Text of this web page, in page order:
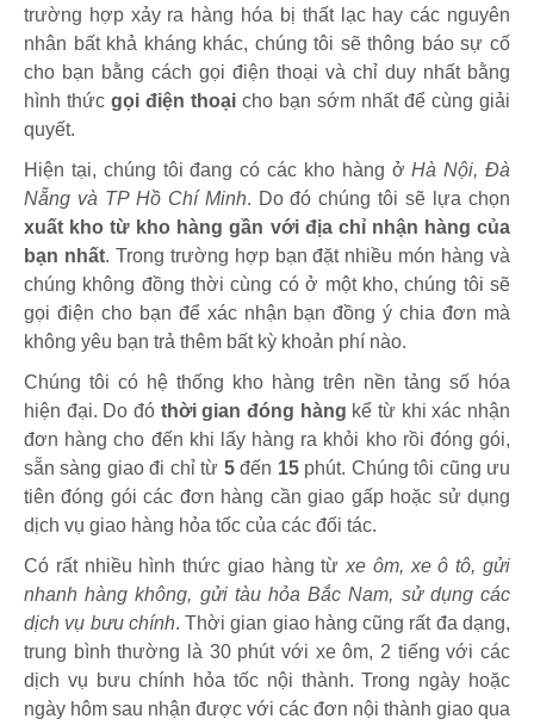
trường hợp xảy ra hàng hóa bị thất lạc hay các nguyên
nhân bất khả kháng khác, chúng tôi sẽ thông báo sự cố
cho bạn bằng cách gọi điện thoại và chỉ duy nhất bằng
hình thức gọi điện thoại cho bạn sớm nhất để cùng giải
quyết.
Hiện tại, chúng tôi đang có các kho hàng ởHà Nội, Đà
Nẵng và TP Hồ Chí Minh. Do đó chúng tôi sẽ lựa chọn
xuất kho từ kho hàng gần với địa chỉ nhận hàng của
bạn nhất. Trong trường hợp bạn đặt nhiều món hàng và
chúng không đồng thời cùng có ở một kho, chúng tôi sẽ
gọi điện cho bạn để xác nhận bạn đồng ý chia đơn mà
không yêu bạn trả thêm bất kỳ khoản phí nào.
Chúng tôi có hệ thống kho hàng trên nền tảng số hóa
hiện đại. Do đó thời gian đóng hàng kể từ khi xác nhận
đơn hàng cho đến khi lấy hàng ra khỏi kho rồi đóng gói,
sẵn sàng giao đi chỉ từ 5đến 15 phút. Chúng tôi cũng ưu
tiên đóng gói các đơn hàng cần giao gấp hoặc sử dụng
dịch vụ giao hàng hỏa tốc của các đối tác.
Có rất nhiều hình thức giao hàng từxe ôm, xe ô tô, gửi
nhanh hàng không, gửi tàu hỏa Bắc Nam, sử dụng các
dịch vụ bưu chính. Thời gian giao hàng cũng rất đa dạng,
trung bình thường là 30 phút với xe ôm, 2 tiếng với các
dịch vụ bưu chính hỏa tốc nội thành. Trong ngày hoặc
ngày hôm sau nhận được với các đơn nội thành giao qua